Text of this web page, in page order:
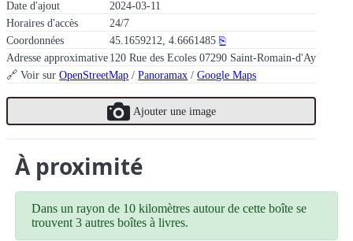
Date d'ajout
2024-03-11
Horaires d'accès
24/7
Coordonnées
45.1659212, 4.6661485 ⎘
Adresse approximative120 Rue des Ecoles 07290 Saint-Romain-d'Ay
🔗 Voir surOpenStreetMap /Panoramax /Google Maps
Ajouter une image
À proximité
Dans un rayon de 10 kilomètres autour de cette boîte se
trouvent 3 autres boîtes à livres.